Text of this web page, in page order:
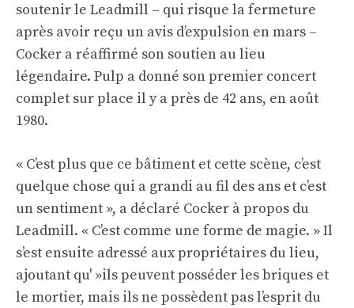
soutenir le Leadmill – qui risque la fermeture
après avoir reçu un avis d’expulsion en mars –
Cocker a réaffirmé son soutien au lieu
légendaire. Pulp a donné son premier concert
complet sur place il y a près de 42 ans, en août
1980.
« C’est plus que ce bâtiment et cette scène, c’est
quelque chose qui a grandi au fil des ans et c’est
un sentiment », a déclaré Cocker à propos du
Leadmill. « C’est comme une forme de magie. » Il
s’est ensuite adressé aux propriétaires du lieu,
ajoutant qu' »ils peuvent posséder les briques et
le mortier, mais ils ne possèdent pas l’esprit du